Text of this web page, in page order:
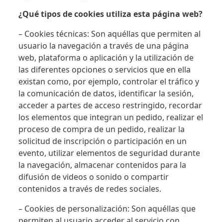
¿Qué tipos de cookies utiliza esta página web?
– Cookies técnicas: Son aquéllas que permiten al
usuario la navegación a través de una página
web, plataforma o aplicación y la utilización de
las diferentes opciones o servicios que en ella
existan como, por ejemplo, controlar el tráfico y
la comunicación de datos, identificar la sesión,
acceder a partes de acceso restringido, recordar
los elementos que integran un pedido, realizar el
proceso de compra de un pedido, realizar la
solicitud de inscripción o participación en un
evento, utilizar elementos de seguridad durante
la navegación, almacenar contenidos para la
difusión de videos o sonido o compartir
contenidos a través de redes sociales.
– Cookies de personalización: Son aquéllas que